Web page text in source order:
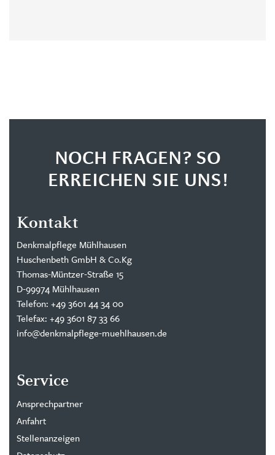
NOCH FRAGEN? SO
ERREICHEN SIE UNS!
Kontakt
Denkmalpflege Mühlhausen
Huschenbeth GmbH & Co.Kg
Thomas-Müntzer-Straße 15
D-99974 Mühlhausen
Telefon: +49 3601 44 34 00
Telefax: +49 3601 87 33 66
info@denkmalpflege-muehlhausen.de
Service
Ansprechpartner
Anfahrt
Stellenanzeigen